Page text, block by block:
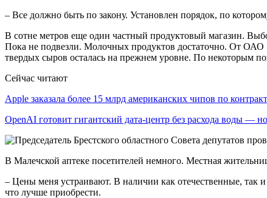
– Все должно быть по закону. Установлен порядок, по
В сотне метров еще один частный продуктовый магазин.
Пока не подвезли. Молочных продуктов достаточно. От ОАО
твердых сыров осталась на прежнем уровне. По некоторым
Сейчас читают
Apple заказала более 15 млрд американских чипов по
OpenAI готовит гигантский дата-центр без расхода воды —
В Малечской аптеке посетителей немного. Местная
– Цены меня устраивают. В наличии как отечественные, так
что лучше приобрести.